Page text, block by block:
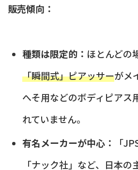
販売傾向：
種類は限定的： ほとんどの
「瞬間式」ピアッサーがメ
へそ用などのボディピアス
れていません。
有名メーカーが中心：
「
「ナック社」など、日本